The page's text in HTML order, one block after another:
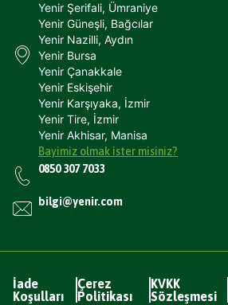
Yenir Şerifali, Ümraniye
Yenir Güneşli, Bağcılar
Yenir Nazilli, Aydın
Yenir Bursa
Yenir Çanakkale
Yenir Eskişehir
Yenir Karşıyaka, İzmir
Yenir Tire, İzmir
Yenir Akhisar, Manisa
Bayimiz olmak ister misiniz?
0850 307 7033
bilgi@yenir.com
İade
Koşulları
Çerez
Politikası
KVKK
Sözleşmesi